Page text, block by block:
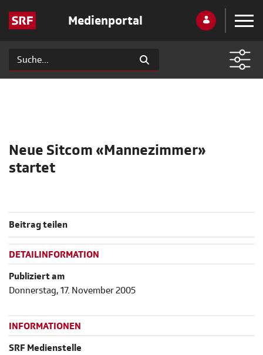
Medienportal
Neue Sitcom «Mannezimmer»
startet
Beitrag teilen
DETAILINFORMATION
Publiziert am
Donnerstag, 17. November 2005
INFORMATIONEN
SRF Medienstelle